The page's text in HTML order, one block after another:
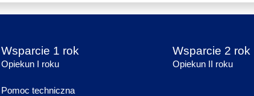
Wsparcie 1 rok
Opiekun I roku
Pomoc techniczna
Wsparcie 2 rok
Opiekun II roku